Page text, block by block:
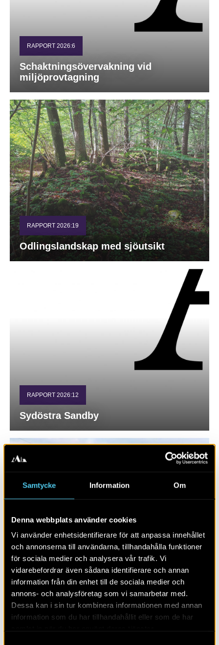
Samtycke Information Om
Denna webbplats använder cookies
Vi använder enhetsidentifierare för att anpassa innehållet
och annonserna till användarna, tillhandahålla funktioner
för sociala medier och analysera vår trafik. Vi
vidarebefordrar även sådana identifierare och annan
information från din enhet till de sociala medier och
annons- och analysföretag som vi samarbetar med.
Dessa kan i sin tur kombinera informationen med annan
information som du har tillhandahållit eller som de har
RAPPORT 2026:6
Schaktningsövervakning vid
miljöprovtagning
RAPPORT 2026:19
Odlingslandskap med sjöutsikt
RAPPORT 2026:12
Sydöstra Sandby
Uppsalapaketet